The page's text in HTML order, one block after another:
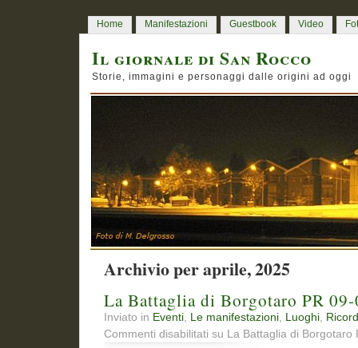
Home Manifestazioni Guestbook Video
Il giornale di San Rocco
Storie, immagini e personaggi dalle origini ad oggi
Archivio per aprile, 2025
La Battaglia di Borgotaro PR
Inviato in Eventi Le manifestazioni Luoghi
Commenti disabilitati su La Battaglia di